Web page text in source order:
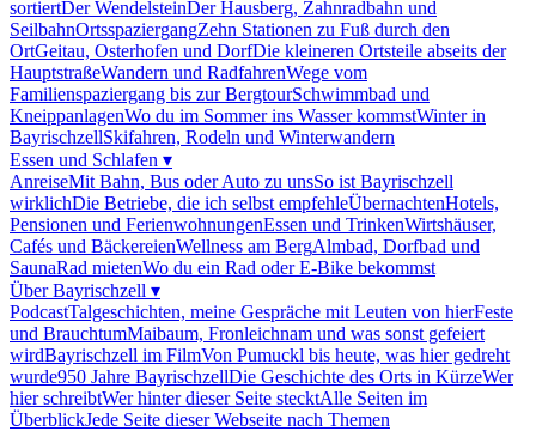
sortiertDer WendelsteinDer Hausberg, Zahnradbahn und
SeilbahnOrtsspaziergangZehn Stationen zu Fuß durch den
OrtGeitau, Osterhofen und DorfDie kleineren Ortsteile abseits der
HauptstraßeWandern und RadfahrenWege vom
Familienspaziergang bis zur BergtourSchwimmbad und
KneippanlagenWo du im Sommer ins Wasser kommstWinter in
BayrischzellSkifahren, Rodeln und Winterwandern
Essen und Schlafen ▾
AnreiseMit Bahn, Bus oder Auto zu unsSo ist Bayrischzell
wirklichDie Betriebe, die ich selbst empfehleÜbernachtenHotels,
Pensionen und FerienwohnungenEssen und TrinkenWirtshäuser,
Cafés und BäckereienWellness am BergAlmbad, Dorfbad und
SaunaRad mietenWo du ein Rad oder E-Bike bekommst
Über Bayrischzell ▾
PodcastTalgeschichten, meine Gespräche mit Leuten von hierFeste
und BrauchtumMaibaum, Fronleichnam und was sonst gefeiert
wirdBayrischzell im FilmVon Pumuckl bis heute, was hier gedreht
wurde950 Jahre BayrischzellDie Geschichte des Orts in KürzeWer
hier schreibtWer hinter dieser Seite stecktAlle Seiten im
ÜberblickJede Seite dieser Webseite nach Themen